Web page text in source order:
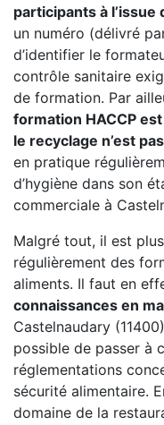
participants à l’issue
un numéro (délivré
d’identifier le
contrôle sanitaire
de formation. Par
formation HACCP
le recyclage n’est
en pratique
d’hygiène dans son
commerciale à
Malgré tout, il est
régulièrement des
aliments. Il faut en
connaissances en
Castelnaudary
possible de passer à
réglementations
sécurité alimentaire.
domaine de la